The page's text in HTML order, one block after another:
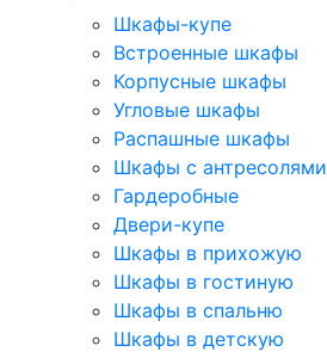
Шкафы-купе
Встроенные шкафы
Корпусные шкафы
Угловые шкафы
Распашные шкафы
Шкафы с антресолями
Гардеробные
Двери-купе
Шкафы в прихожую
Шкафы в гостиную
Шкафы в спальню
Шкафы в детскую